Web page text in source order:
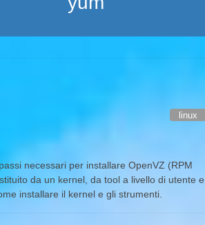
linux
necessari per installare OpenVZ (RPM
da un kernel, da tool a livello di utente e
installare il kernel e gli strumenti.